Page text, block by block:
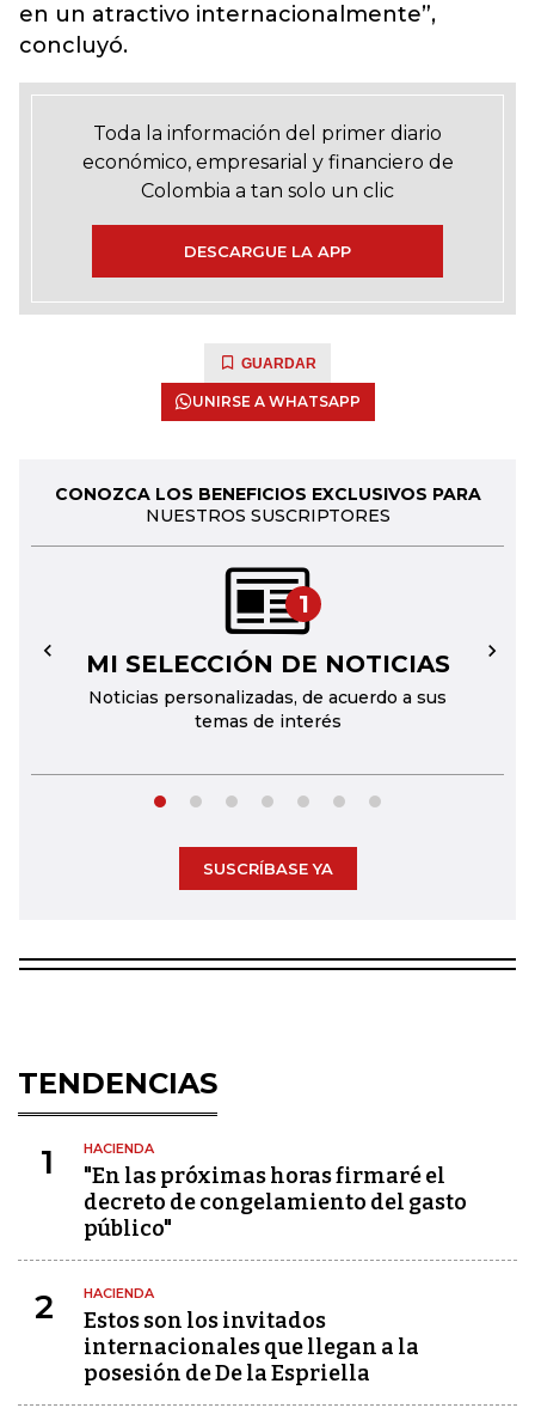
en un atractivo internacionalmente”,
concluyó.
Toda la información del primer diario
económico, empresarial y financiero de
Colombia a tan solo un clic
DESCARGUE LA APP
GUARDAR
UNIRSE A WHATSAPP
CONOZCA LOS BENEFICIOS EXCLUSIVOS PARA
NUESTROS SUSCRIPTORES
1
MI SELECCIÓN DE NOTICIAS
Noticias personalizadas, de acuerdo a sus
temas de interés
← →
SUSCRÍBASE YA
TENDENCIAS
1 HACIENDA
"En las próximas horas firmaré el
decreto de congelamiento del gasto
público"
2 HACIENDA
Estos son los invitados
internacionales que llegan a la
posesión de De la Espriella